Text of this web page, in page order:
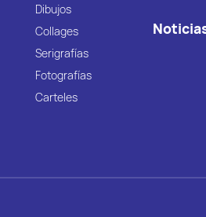
Dibujos
Collages
Serigrafías
Fotografías
Carteles